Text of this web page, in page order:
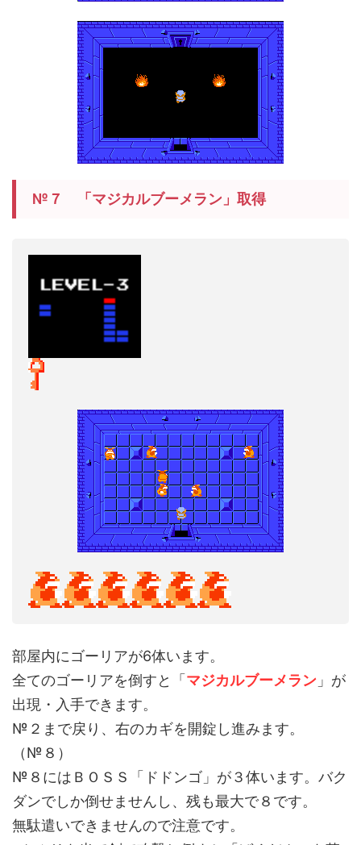
№７ 「マジカルブーメラン」取得
部屋内にゴーリアが6体います。
全てのゴーリアを倒すと「マジカルブーメラン 」が
出現・入手できます。
№２まで戻り、右のカギを開錠し進みます。
（№８）
№８にはＢＯＳＳ「ドドンゴ」が３体います。バク
ダンでしか倒せませんし、残も最大で８です。
無駄遣いできませんので注意です。